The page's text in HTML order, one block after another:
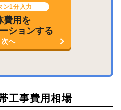
ン1分入力
費用を
ションする
次へ
工事費用相場